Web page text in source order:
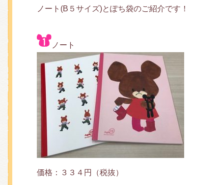
ノート(B５サイズ)とぽち袋のご紹介です！
ノート
価格：３３４円（税抜）
くまのがっこう 家庭科部